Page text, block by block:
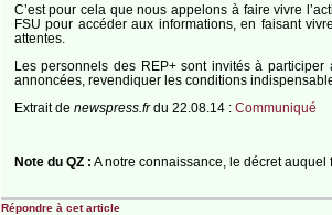
C’est pour cela que nous appelons à faire vivre
FSU pour accéder aux informations, en faisant
attentes.
Les personnels des REP+ sont invités à
annoncées, revendiquer les conditions
Extrait de newspress.frdu 22.08.14 : Communiqué
Note du QZ : A notre connaissance, le décret auquel
Répondre à cet article